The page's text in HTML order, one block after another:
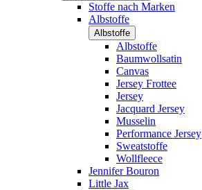
Stoffe nach Marken
Albstoffe
Albstoffe
Albstoffe
Baumwollsatin
Canvas
Jersey Frottee
Jersey
Jacquard Jersey
Musselin
Performance Jersey
Sweatstoffe
Wollfleece
Jennifer Bouron
Little Jax